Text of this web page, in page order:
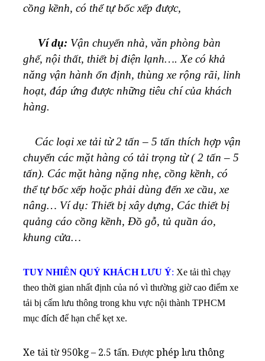
cồng kềnh, có thể tự bốc xếp được,
Ví dụ: Vận chuyển nhà, văn phòng bàn
ghế, nội thất, thiết bị điện lạnh…. Xe có khả
năng vận hành ổn định, thùng xe rộng rãi, linh
hoạt, đáp ứng được những tiêu chí của khách
hàng.
Các loại xe tải từ 2 tấn – 5 tấn thích hợp vận
chuyển các mặt hàng có tải trọng từ ( 2 tấn – 5
tấn). Các mặt hàng nặng nhẹ, cồng kềnh, có
thể tự bốc xếp hoặc phải dùng đến xe cầu, xe
nâng… Ví dụ: Thiết bị xây dựng, Các thiết bị
quảng cáo cồng kềnh, Đồ gỗ, tủ quần áo,
khung cửa…
TUY NHIÊN QUÝ KHÁCH LƯU Ý: Xe tải thì chạy
theo thời gian nhất định của nó vì thường giờ cao điểm xe
tải bị cấm lưu thông trong khu vực nội thành TPHCM
mục đích để hạn chế kẹt xe.
Xe tải từ 950kg – 2.5 tấn. Được phép lưu thông